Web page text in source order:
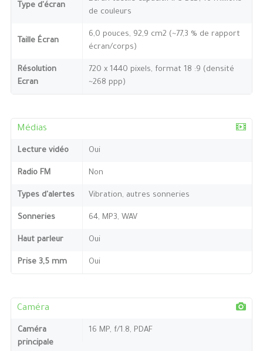
Type d'écran
de couleurs
Taille Écran
6,0 pouces, 92,9 cm2 (~77,3 % de rapport
écran/corps)
Résolution
Ecran
720 x 1440 pixels, format 18 :9 (densité
~268 ppp)
Médias
Lecture vidéo Oui
Radio FM Non
Types d'alertes Vibration, autres sonneries
Sonneries 64, MP3, WAV
Haut parleur Oui
Prise 3,5 mm Oui
Caméra
Caméra
principale
16 MP, f/1.8, PDAF